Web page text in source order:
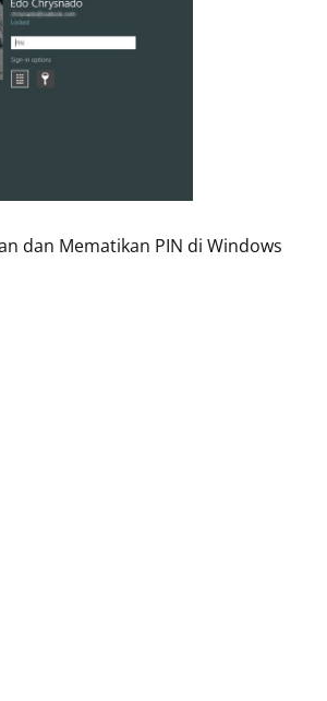
dan Mematikan PIN di Windows